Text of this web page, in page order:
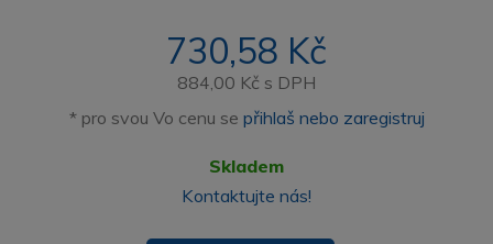
730,58 Kč
884,00 Kč s DPH
* pro svou Vo cenu se přihlaš nebo zaregistruj
Skladem
Kontaktujte nás!